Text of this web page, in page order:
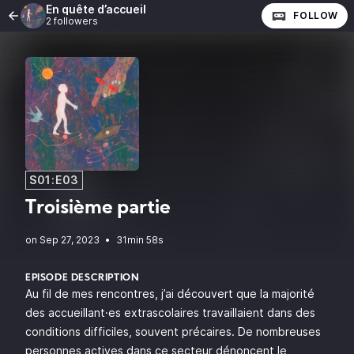
En quête d’accueil
2 followers FOLLOW
S01:E03
Troisième partie
• 31min 58s
EPISODE DESCRIPTION
Au fil de mes rencontres, j’ai découvert que la majorité
des accueillant·es extrascolaires travaillaient dans des
conditions difficiles, souvent précaires. De nombreuses
personnes actives dans ce secteur dénoncent le